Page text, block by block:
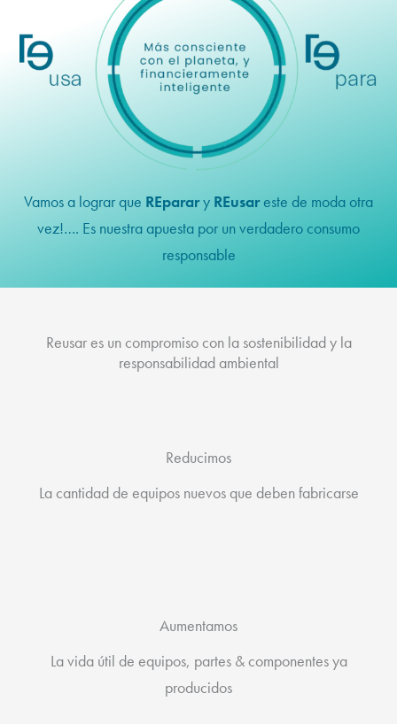
Vamos a lograr que REparary REusareste de moda otra
vez!…. Es nuestra apuesta por un verdadero consumo
responsable
Reusar es un compromiso con la sostenibilidad y la
responsabilidad ambiental
Reducimos
La cantidad de equipos nuevos que deben fabricarse
Aumentamos
La vida útil de equipos, partes & componentes ya
producidos